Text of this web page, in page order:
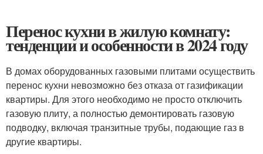
Перенос кухни в жилую комнату:
тенденции и особенности в 2024 году
В домах оборудованных газовыми плитами осуществить
перенос кухни невозможно без отказа от газификации
квартиры. Для этого необходимо не просто отключить
газовую плиту, а полностью демонтировать газовую
подводку, включая транзитные трубы, подающие газ в
другие квартиры.